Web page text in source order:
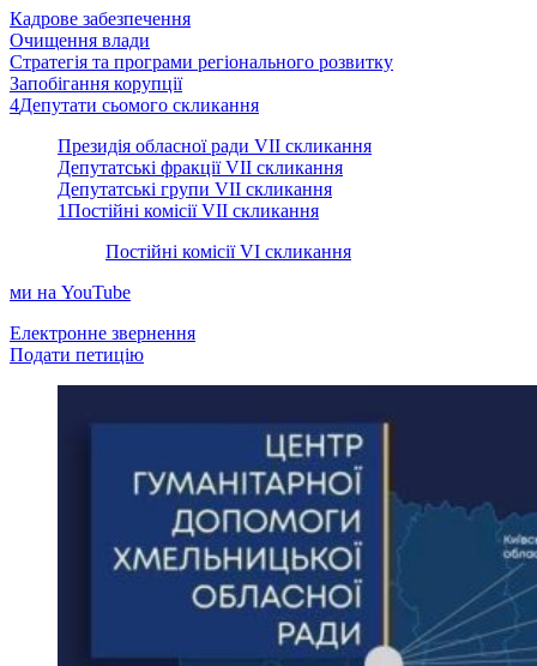
Кадрове забезпечення
Очищення влади
Стратегія та програми регіонального розвитку
Запобігання корупції
4Депутати сьомого скликання
Президія обласної ради VII cкликання
Депутатські фракції VII скликання
Депутатські групи VII скликання
1Постійні комісії VII скликання
Постійні комісії VI скликання
ми на YouTube
Електронне звернення
Подати петицію